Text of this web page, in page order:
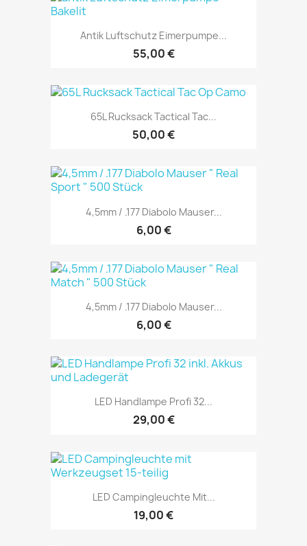
Antik Luftschutz Eimerpumpe...
55,00 €
65L Rucksack Tactical Tac...
50,00 €
4,5mm / .177 Diabolo Mauser...
6,00 €
4,5mm / .177 Diabolo Mauser...
6,00 €
LED Handlampe Profi 32...
29,00 €
LED Campingleuchte Mit...
19,00 €